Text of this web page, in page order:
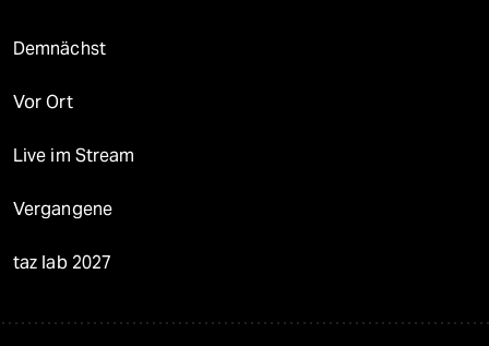
Demnächst
Vor Ort
Live im Stream
Vergangene
taz lab 2027